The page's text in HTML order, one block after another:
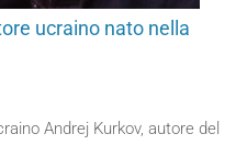
ucraino nato nella
Andrej Kurkov, autore del